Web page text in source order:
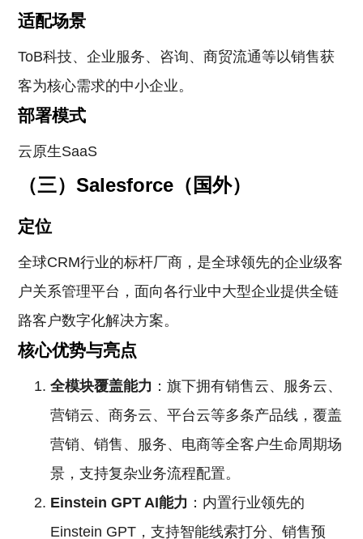
适配场景
ToB科技、企业服务、咨询、商贸流通等以销售获
客为核心需求的中小企业。
部署模式
云原生SaaS
（三）Salesforce（国外）
定位
全球CRM行业的标杆厂商，是全球领先的企业级客
户关系管理平台，面向各行业中大型企业提供全链
路客户数字化解决方案。
核心优势与亮点
全模块覆盖能力 ：旗下拥有销售云、服务云、
营销云、商务云、平台云等多条产品线，覆盖
营销、销售、服务、电商等全客户生命周期场
景，支持复杂业务流程配置。
Einstein GPT AI能力 ：内置行业领先的
Einstein GPT，支持智能线索打分、销售预